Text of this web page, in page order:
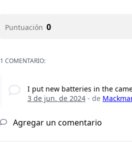
Puntuación 0
1 COMENTARIO:
I put new batteries in the
3 de jun. de 2024- de
Agregar un comentario